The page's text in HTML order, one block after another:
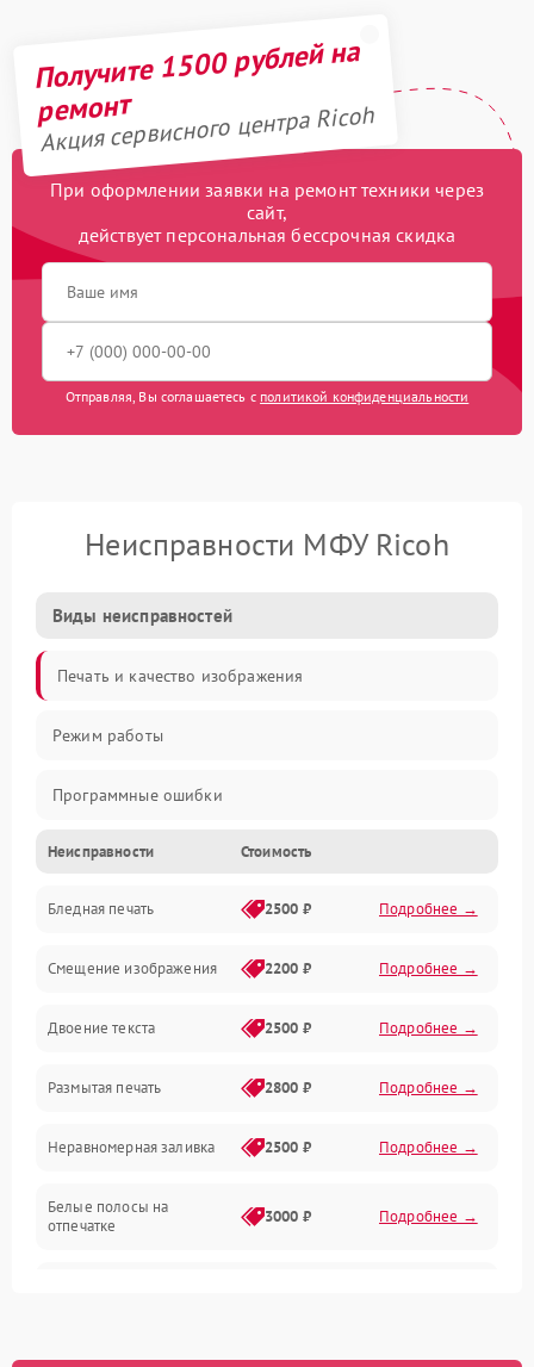
Получите 1500 рублей на
ремонт
Акция сервисного центра Ricoh
При оформлении заявки на ремонт техники через
сайт,
действует персональная бессрочная скидка
Отправляя, Вы соглашаетесь с политикой конфиденциальности
Неисправности МФУ Ricoh
Виды неисправностей
Печать и качество изображения
Режим работы
Программные ошибки
Картриджи и расходники
Сканер и копирование
Механика и узлы
Программные сбои
Подключение и интерфейсы
Дисплей и органы управления
Изображение
Неисправности Стоимость
Бледная печать 2500 ₽ Подробнее →
Смещение изображения 2200 ₽ Подробнее →
Двоение текста 2500 ₽ Подробнее →
Размытая печать 2800 ₽ Подробнее →
Неравномерная заливка 2500 ₽ Подробнее →
Белые полосы на
отпечатке
3000 ₽ Подробнее →